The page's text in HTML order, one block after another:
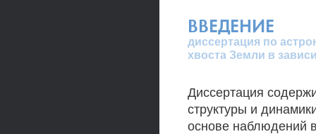
ВВЕДЕНИЕ
диссертация по
хвоста Земли в
Диссертация
структуры и
основе наблюдений